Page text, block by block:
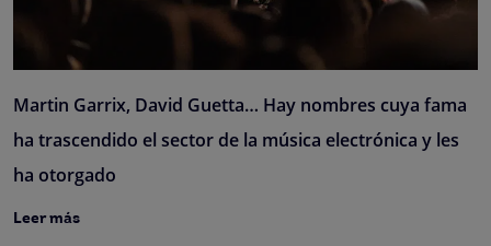
Martin Garrix, David Guetta… Hay nombres cuya fama
ha trascendido el sector de la música electrónica y les
ha otorgado
Leer más